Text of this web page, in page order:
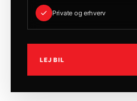
Private og erhverv
LEJ BIL